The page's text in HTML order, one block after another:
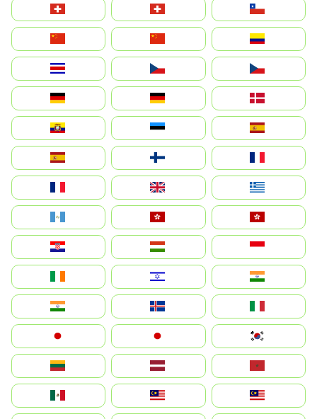
Suisse
Schweiz
Chile
中国
China
Colombia
Costa Rica
Czechia
Česko
Deutschland
Germany
Danmark
Ecuador
Eesti
Spain
España
Suomi
France
France
United Kingdom
Ελλάδα
Guatemala
Hong Kong
中國香港特別行政區
Hrvatska
Magyarország
Indonesia
Ireland
ישראל
भारत
India
Ísland
Italia
Japan
日本
대한민국
Lietuva
Latvija
Maroc
México
Malaysia (MS)
Malaysia